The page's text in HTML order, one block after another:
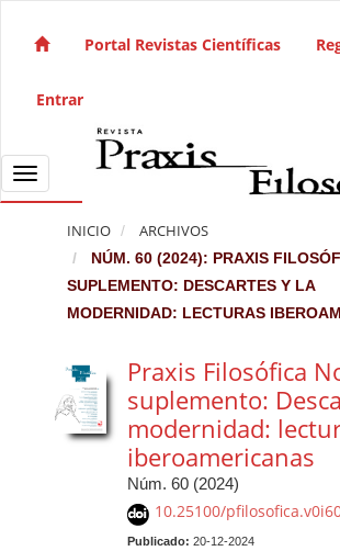
Navegación principal
Barra lateral
Portal Revistas Científicas
Entrar
Toggle navigation
INICIO ARCHIVOS
NÚM. 60 (2024): PRAXIS
SUPLEMENTO: DESCARTES Y LA
MODERNIDAD: LECTURAS
Praxis Filosófica
suplemento:
modernidad:
iberoamericanas
Núm. 60 (2024)
10.25100/
Publicado: 20-12-2024